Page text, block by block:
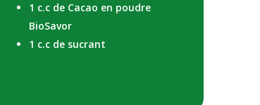
1 c.c de Cacao en poudre
BioSavor
1 c.c de sucrant